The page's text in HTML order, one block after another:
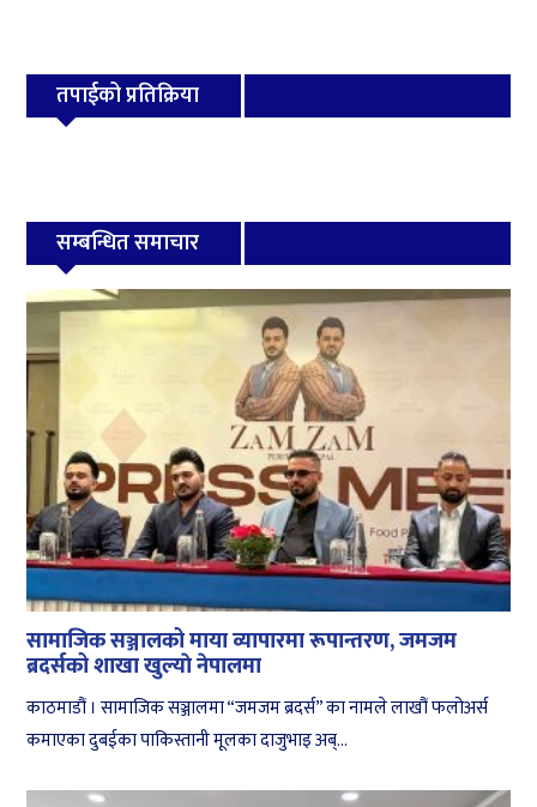
तपाईको प्रतिक्रिया
सम्बन्धित समाचार
सामाजिक सञ्जालको माया व्यापारमा रूपान्तरण, जमजम
ब्रदर्सको शाखा खुल्याे नेपालमा
काठमाडौं । सामाजिक सञ्जालमा “जमजम ब्रदर्स” का नामले लाखौं फलोअर्स
कमाएका दुबईका पाकिस्तानी मूलका दाजुभाइ अब्...